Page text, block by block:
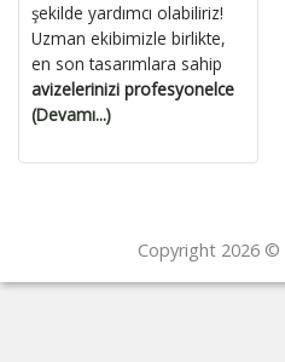
şekilde yardımcı olabiliriz!
Uzman ekibimizle birlikte,
en son tasarımlara sahip
avizelerinizi profesyonelce
(Devamı...)
Copyright 2026 ©